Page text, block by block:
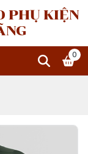
PHỤ KIỆN
0